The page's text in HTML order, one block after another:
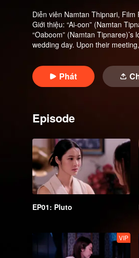
Diễn viên Namtan Thipnari, Film
Giới thiệu: “Ai-oon” (Namtan
“Oaboom” (Namtan
wedding day. Upon their
However, this love can never be
of their relationship? Tune in to
Phát
Episode
EP01: Pluto
VIP